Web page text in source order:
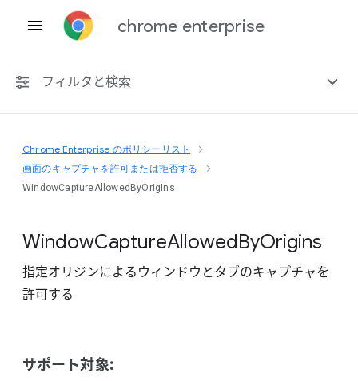
chrome enterprise
フィルタと検索
プラットフォーム共通
Chrome 151
非推奨ポリシーを含める
Chrome Enterprise のポリシーリスト
画面のキャプチャを許可または拒否する
WindowCaptureAllowedByOrigins
WindowCaptureAllowedByOrigins
指定オリジンによるウィンドウとタブのキャプチャを
許可する
サポート対象: